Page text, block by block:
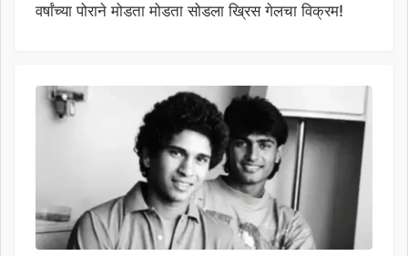
वर्षांच्या पोराने मोडता मोडता सोडला ख्रिस गेलचा विक्रम!